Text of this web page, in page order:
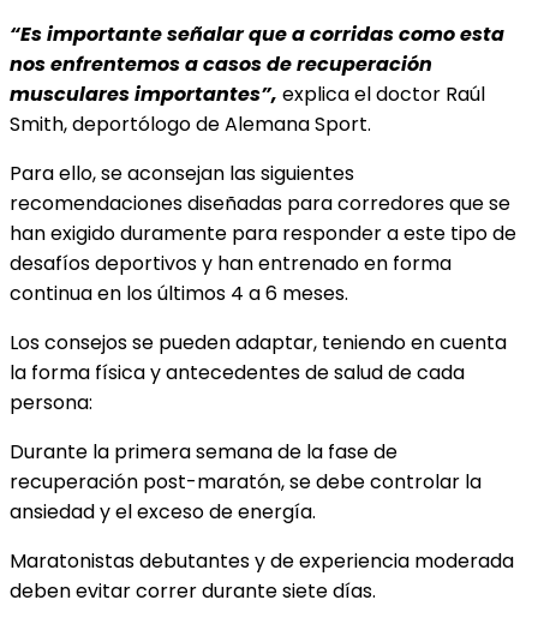
“Es importante señalar que a corridas como esta
nos enfrentemos a casos de recuperación
musculares importantes”, explica el doctor Raúl
Smith, deportólogo de Alemana Sport.
Para ello, se aconsejan las siguientes
recomendaciones diseñadas para corredores que se
han exigido duramente para responder a este tipo de
desafíos deportivos y han entrenado en forma
continua en los últimos 4 a 6 meses.
Los consejos se pueden adaptar, teniendo en cuenta
la forma física y antecedentes de salud de cada
persona:
Durante la primera semana de la fase de
recuperación post-maratón, se debe controlar la
ansiedad y el exceso de energía.
Maratonistas debutantes y de experiencia moderada
deben evitar correr durante siete días.